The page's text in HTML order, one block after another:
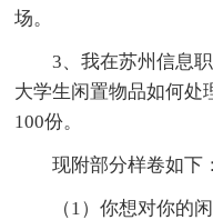
场。
3、我在苏州信息
大学生闲置物品如何处
100份。
现附部分样卷如下：
（1）你想对你的